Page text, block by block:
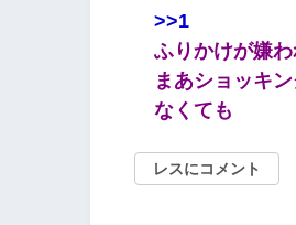
>>1
ふりかけが嫌
まあショッキ
なくても
レスにコメント